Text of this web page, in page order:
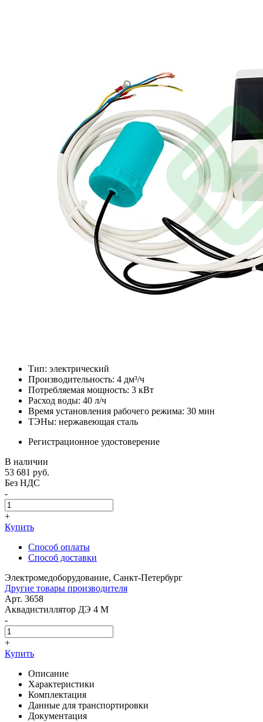
Тип: электрический
Производительность: 4 дм³/ч
Потребляемая мощность: 3 кВт
Расход воды: 40 л/ч
Время установления рабочего режима: 30 мин
ТЭНы: нержавеющая сталь
Регистрационное удостоверение
В наличии
53 681 руб.
Без НДС
-
+
Купить
Способ оплаты
Способ доставки
Электромедоборудование, Санкт-Петербург
Другие товары производителя
Арт. 3658
Аквадистиллятор ДЭ 4 М
-
+
Купить
Описание
Характеристики
Комплектация
Данные для транспортировки
Документация